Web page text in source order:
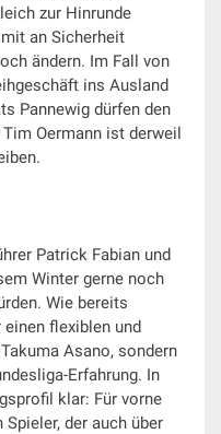
zur Hinrunde
an Sicherheit
ändern. Im Fall von
ins Ausland
Pannewig dürfen den
Oermann ist derweil
Patrick Fabian und
Winter gerne noch
Wie bereits
flexiblen und
Asano, sondern
Erfahrung. In
klar: Für vorne
der auch über